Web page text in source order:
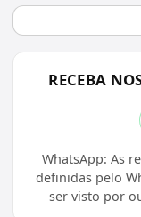
RECEBA
WhatsApp: As
definidas pelo
ser visto por